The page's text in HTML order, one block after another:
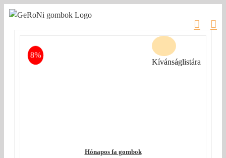
Kihagyás
8%
Hónapos fa gombok
Kívánságlistára